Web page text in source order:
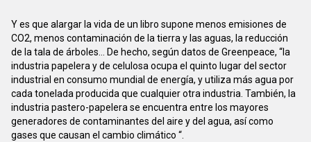
Y es que alargar la vida de un libro supone menos emisiones de
CO2, menos contaminación de la tierra y las aguas, la reducción
de la tala de árboles... De hecho, según datos de Greenpeace, “la
industria papelera y de celulosa ocupa el quinto lugar del sector
industrial en consumo mundial de energía, y utiliza más agua por
cada tonelada producida que cualquier otra industria. También, la
industria pastero-papelera se encuentra entre los mayores
generadores de contaminantes del aire y del agua, así como
gases que causan el cambio climático “.